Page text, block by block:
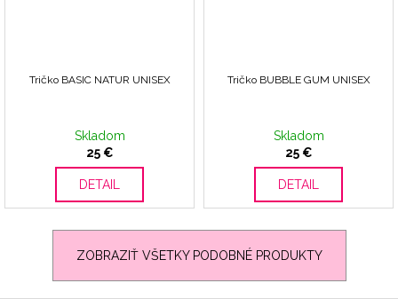
Tričko BASIC NATUR UNISEX
Skladom
25 €
DETAIL
Tričko BUBBLE GUM UNISEX
Skladom
25 €
DETAIL
ZOBRAZIŤ VŠETKY PODOBNÉ PRODUKTY